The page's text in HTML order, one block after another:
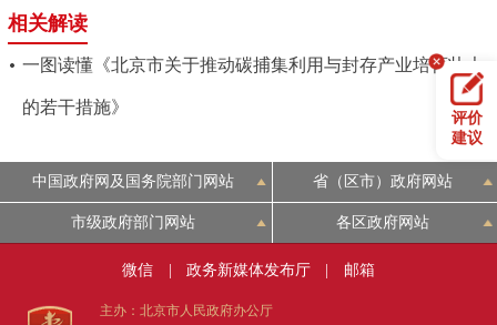
相关解读
一图读懂《北京市关于推动碳捕集利用与封存产业培育壮大
的若干措施》
评价
建议
中国政府网及国务院部门网站 省（区市）政府网站
市级政府部门网站 各区政府网站
微信 政务新媒体发布厅 邮箱
主办：北京市人民政府办公厅